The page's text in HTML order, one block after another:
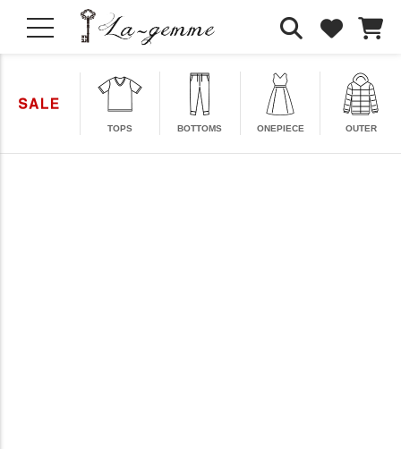
TOPS BOTTOMS ONEPIECE OUTER